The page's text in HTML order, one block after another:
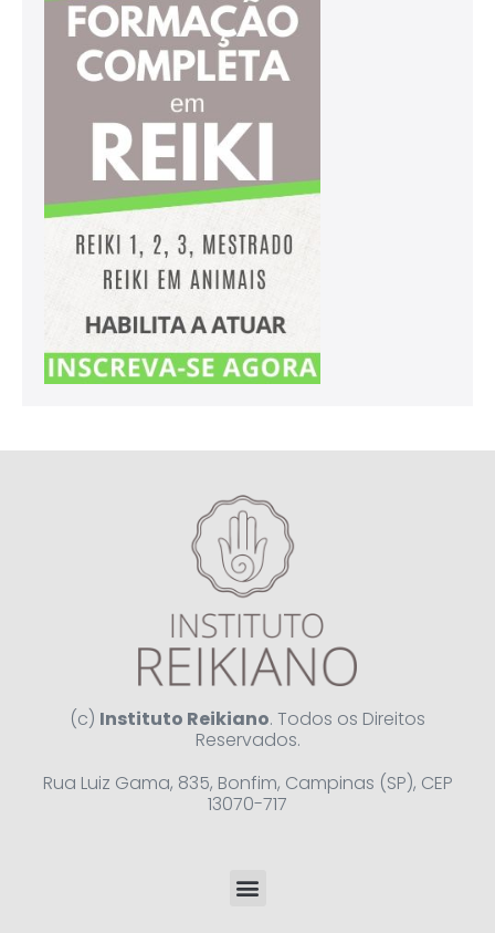
(c) Instituto Reikiano. Todos os Direitos
Reservados.
Rua Luiz Gama, 835, Bonfim, Campinas (SP), CEP
13070-717